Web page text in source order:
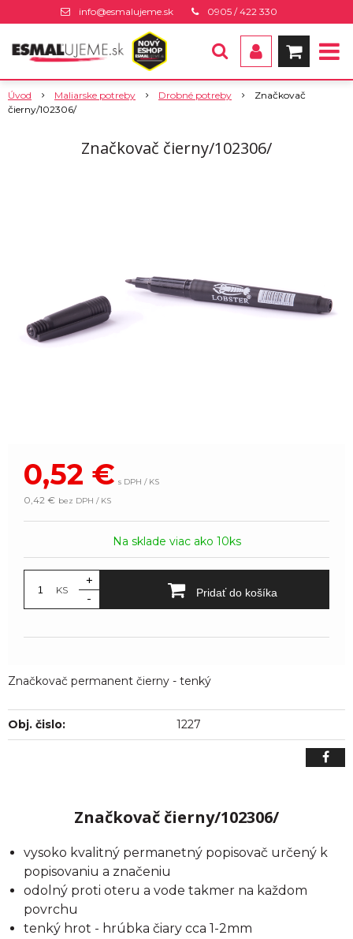
info@esmalujeme.sk 0905 / 422 330
Úvod Maliarske potreby Drobné potreby
Značkovač
čierny/102306/
Značkovač čierny/102306/
0,52 € s DPH / KS
0,42 € bez DPH / KS
Na sklade viac ako 10ks
KS
+
-
Pridať do košíka
Značkovač permanent čierny - tenký
Obj. čislo: 1227
Značkovač čierny/102306/
vysoko kvalitný permanetný popisovač určený k
popisovaniu a značeniu
odolný proti oteru a vode takmer na každom
povrchu
tenký hrot - hrúbka čiary cca 1-2mm